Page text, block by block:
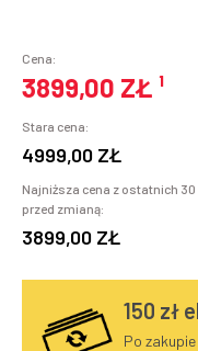
Cena:
3899,00 ZŁ ¹
Stara cena:
4999,00 ZŁ
Najniższa cena z ostatnich 30
przed zmianą:
3899,00 ZŁ
150 zł
Po